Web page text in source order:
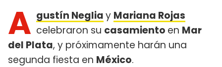
A gustín Negliay Mariana Rojas
celebraron su casamiento en Mar
del Plata, y próximamente harán una
segunda fiesta en México.